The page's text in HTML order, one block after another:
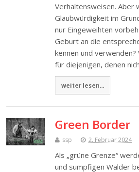
Verhaltensweisen. Aber
Glaubwürdigkeit im
nur Eingeweihten
Geburt an die
kennen und
für diejenigen, denen
weiter lesen...
Green Border
ssp 2. Februar 2024
Als „grüne Grenze“
und sumpfigen Wälder